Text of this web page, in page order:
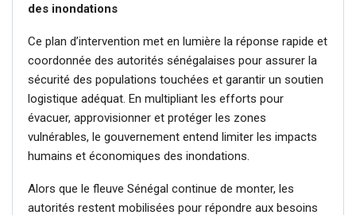
des inondations
Ce plan d’intervention met en lumière la réponse rapide et
coordonnée des autorités sénégalaises pour assurer la
sécurité des populations touchées et garantir un soutien
logistique adéquat. En multipliant les efforts pour
évacuer, approvisionner et protéger les zones
vulnérables, le gouvernement entend limiter les impacts
humains et économiques des inondations.
Alors que le fleuve Sénégal continue de monter, les
autorités restent mobilisées pour répondre aux besoins